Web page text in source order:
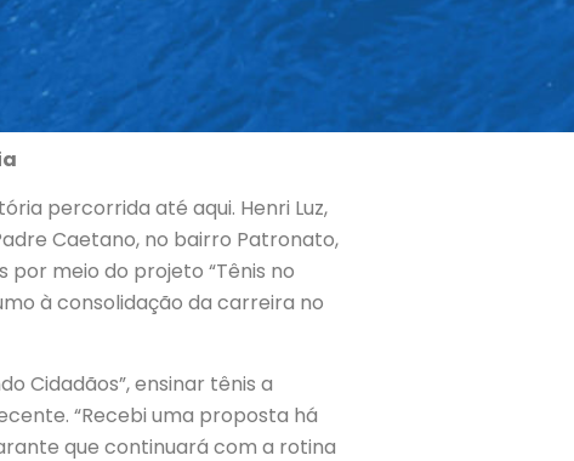
percorrida até aqui. Henri Luz,
Caetano, no bairro Patronato,
por meio do projeto “Tênis no
à consolidação da carreira no
Cidadãos”, ensinar tênis a
“Recebi uma proposta há
que continuará com a rotina